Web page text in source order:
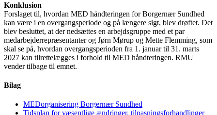
Konklusion
Forslaget til, hvordan MED håndteringen for Borgernær Sundhed
kan være i en overgangsperiode og på længere sigt, blev drøftet. Det
blev besluttet, at der nedsættes en arbejdsgruppe med et par
medarbejderrepræsentanter og Jørn Mørup og Mette Flemming, som
skal se på, hvordan overgangsperioden fra 1. januar til 31. marts
2027 kan tilrettelægges i forhold til MED håndteringen. RMU
vender tilbage til emnet.
Bilag
MEDorganisering Borgernær Sundhed
Tidsplan for væsentlige ændringer, tilpasningsforhandlinger